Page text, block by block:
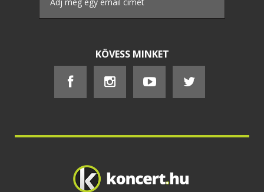
KÖVESS MINKET